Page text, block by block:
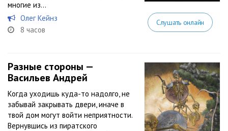
многие из...
Олег Кейнз
8 часов
Слушать онлайн
Разные стороны —
Васильев Андрей
Когда уходишь куда-то надолго, не
забывай закрывать двери, иначе в
твой дом могут войти неприятности.
Вернувшись из пиратского